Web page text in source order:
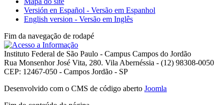
Versión en Español - Versão em Espanhol
English version - Versão em Inglês
Fim da navegação de rodapé
Instituto Federal de São Paulo - Campus Campos do Jordão
Rua Monsenhor José Vita, 280. Vila Abernéssia - (12) 98308-0050
CEP: 12467-050 - Campos Jordão - SP
Desenvolvido com o CMS de código aberto Joomla